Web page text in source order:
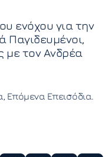
ενόχου για την
Παγιδευμένοι,
με τον Ανδρέα
Επόμενα Επεισόδια